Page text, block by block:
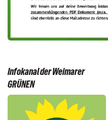
Infokanal der Weimarer
GRÜNEN